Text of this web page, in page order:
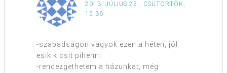
2013. JÚLIUS 25., CSÜTÖRTÖK,
15:36
-szabadságon vagyok ezen a héten, jól
esik kicsit pihenni
-rendezgethetem a házunkat, még